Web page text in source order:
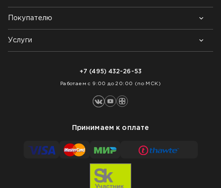
Почему выбирают нас
Контакты
Блог
Покупателю
Возврат товара
Как заказать
Услуги
+7 (495) 432-26-53
Работаем с 9:00 до 20:00 (по МСК)
Принимаем к оплате